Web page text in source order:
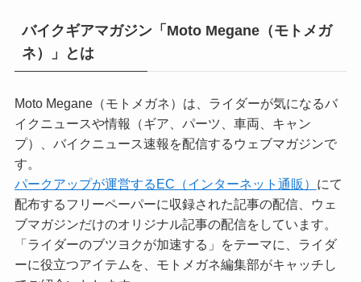
バイクギアマガジン「Moto Megane（モトメガ
ネ）」とは
Moto Megane（モトメガネ）は、ライダーが気になるバ
イクニュースや情報（ギア、パーツ、車両、キャン
プ）、バイクニュース速報を配信するウェブマガジンで
す。
パークアップが運営するEC（インターネット通販） にて
配布するフリーペーパーに収録された記事の配信、ウェ
ブマガジンだけのオリジナル記事の配信をしています。
「ライダーのブツヨクが加速する」をテーマに、ライダ
ーに役立つアイテムを、モトメガネ編集部がキャッチし